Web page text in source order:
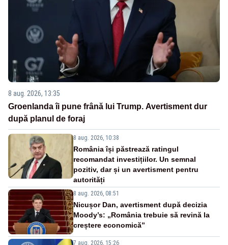
8 aug. 2026, 13:35
Groenlanda îi pune frână lui Trump. Avertisment dur
după planul de foraj
8 aug. 2026, 10:38
România își păstrează ratingul
recomandat investițiilor. Un semnal
pozitiv, dar și un avertisment pentru
autorități
8 aug. 2026, 08:51
Nicușor Dan, avertisment după decizia
Moody’s: „România trebuie să revină la
creștere economică”
7 aug. 2026, 15:26